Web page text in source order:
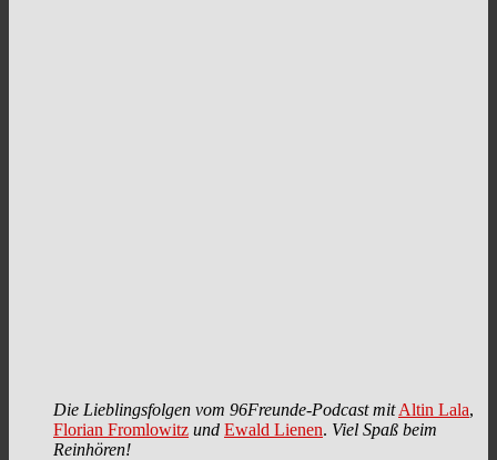
Die Lieblingsfolgen vom 96Freunde-Podcast mit Altin Lala,
Florian Fromlowitz und Ewald Lienen. Viel Spaß beim
Reinhören!